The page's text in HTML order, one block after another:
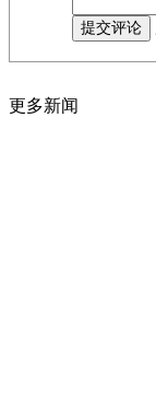
更多新闻